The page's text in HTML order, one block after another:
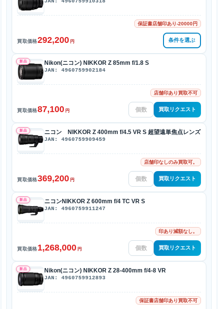
保証書店舗印あり-20000円
買取価格292,200 円 条件を選ぶ
新品 Nikon(ニコン) NIKKOR Z 85mm f/1.8 S
JAN: 4960759902184
店舗印あり買取不可
買取価格87,100 円 買取リクエスト
新品 ニコン NIKKOR Z 400mm f/4.5 VR S 超望遠単焦点レンズ
JAN: 4960759909459
店舗印なしのみ買取可。
買取価格369,200 円 買取リクエスト
新品 ニコンNIKKOR Z 600mm f/4 TC VR S
JAN: 4960759911247
印あり減額なし。
買取価格1,268,000 円 買取リクエスト
新品 Nikon(ニコン) NIKKOR Z 28-400mm f/4-8 VR
JAN: 4960759912893
保証書店舗印あり買取不可